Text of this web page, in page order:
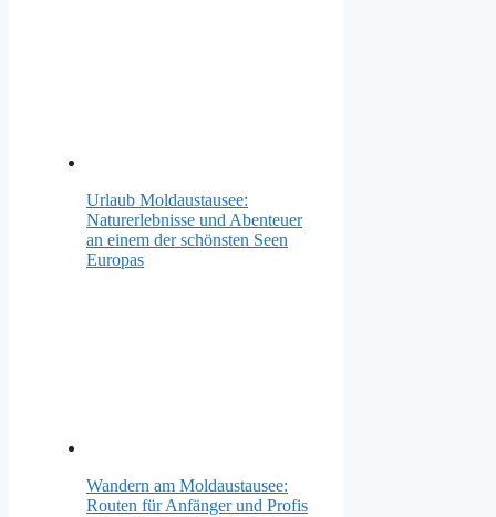
Urlaub Moldaustausee:
Naturerlebnisse und Abenteuer
an einem der schönsten Seen
Europas
Wandern am Moldaustausee:
Routen für Anfänger und Profis